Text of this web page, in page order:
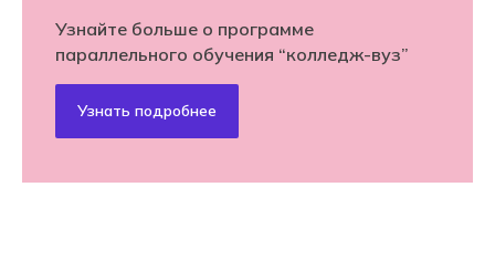
Узнайте больше о программе
параллельного обучения “колледж-вуз”
Узнать подробнее